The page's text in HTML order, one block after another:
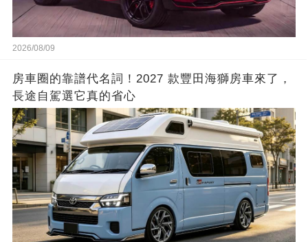
2026/08/09
房車圈的靠譜代名詞！2027 款豐田海獅房車來了，
長途自駕選它真的省心